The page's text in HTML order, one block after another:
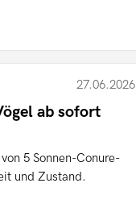
27.06.2026
ab sofort
5 Sonnen-Conure-
und Zustand.